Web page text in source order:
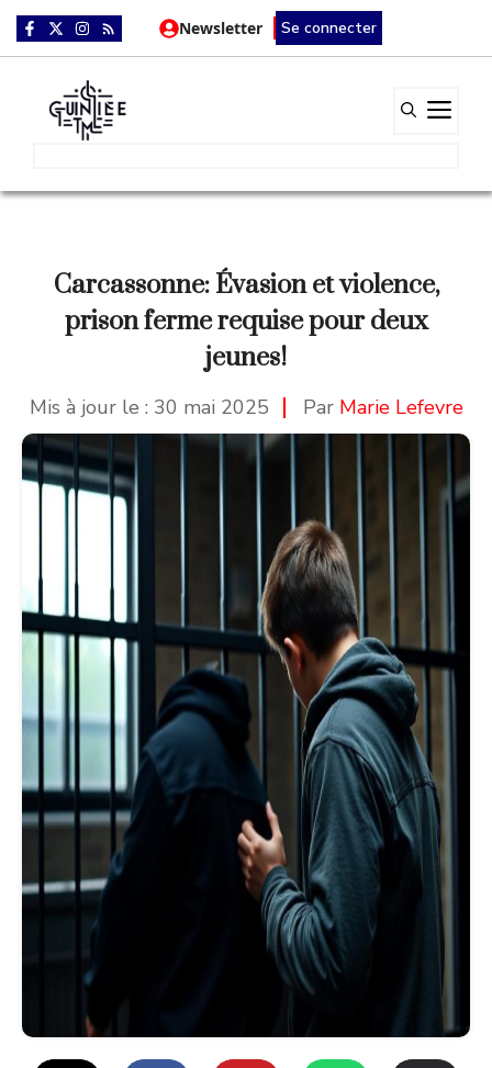
Aller
au
Newsletter Se connecter
Carcassonne: Évasion et violence,
prison ferme requise pour deux
jeunes!
Mis à jour le : 30 mai 2025 Par Marie Lefevre